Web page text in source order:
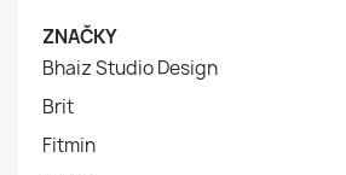
ZNAČKY
Bhaiz Studio Design
Brit
Fitmin